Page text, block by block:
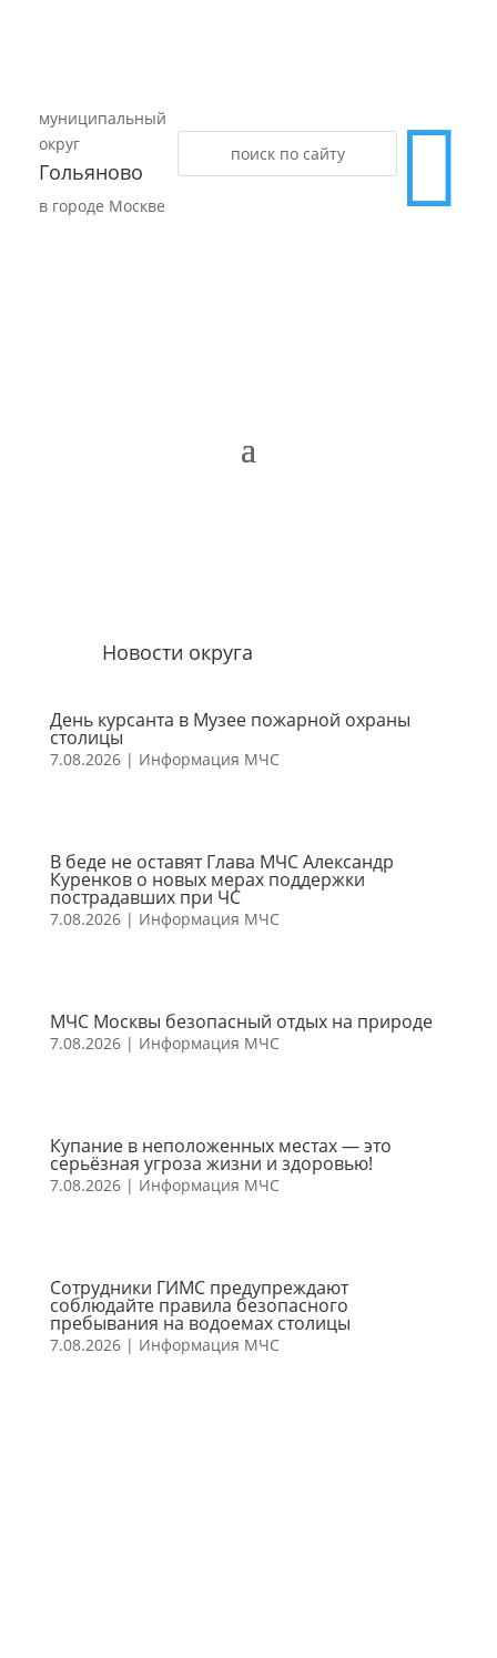
муниципальный
округ
Гольяново
в городе Москве 
Новости округа
День курсанта в Музее пожарной охраны
столицы
7.08.2026| Информация МЧС
В беде не оставят Глава МЧС Александр
Куренков о новых мерах поддержки
пострадавших при ЧС
7.08.2026| Информация МЧС
МЧС Москвы безопасный отдых на природе
7.08.2026| Информация МЧС
Купание в неположенных местах — это
серьёзная угроза жизни и здоровью!
7.08.2026| Информация МЧС
Сотрудники ГИМС предупреждают
соблюдайте правила безопасного
пребывания на водоемах столицы
7.08.2026| Информация МЧС